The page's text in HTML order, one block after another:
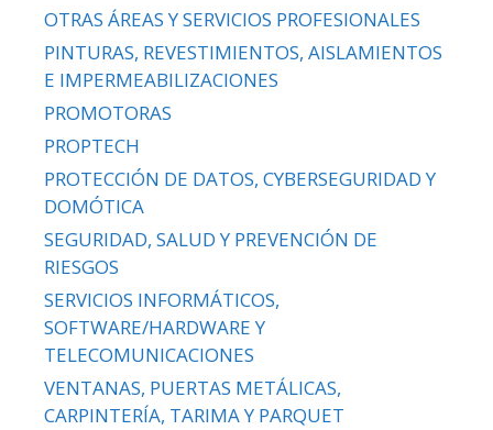
OTRAS ÁREAS Y SERVICIOS PROFESIONALES
PINTURAS, REVESTIMIENTOS, AISLAMIENTOS
E IMPERMEABILIZACIONES
PROMOTORAS
PROPTECH
PROTECCIÓN DE DATOS, CYBERSEGURIDAD Y
DOMÓTICA
SEGURIDAD, SALUD Y PREVENCIÓN DE
RIESGOS
SERVICIOS INFORMÁTICOS,
SOFTWARE/HARDWARE Y
TELECOMUNICACIONES
VENTANAS, PUERTAS METÁLICAS,
CARPINTERÍA, TARIMA Y PARQUET